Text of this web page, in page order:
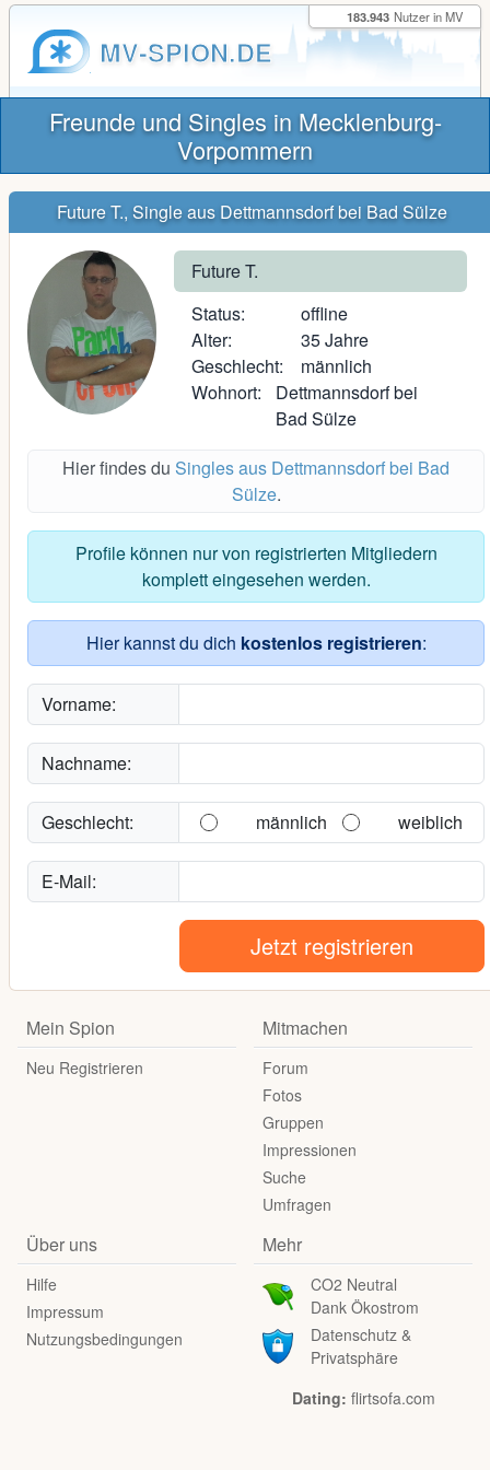
MV-SPION.DE
183.943 Nutzer in MV
Freunde und Singles in Mecklenburg-
Vorpommern
Future T., Single aus Dettmannsdorf bei Bad Sülze
Future T.
Status:
offline
Alter:
35 Jahre
Geschlecht:
männlich
Wohnort:
Dettmannsdorf bei
Bad Sülze
Hier findes du Singles aus Dettmannsdorf bei Bad
Sülze.
Profile können nur von registrierten Mitgliedern
komplett eingesehen werden.
Hier kannst du dich kostenlos registrieren:
Vorname:
Nachname:
Geschlecht: männlich weiblich
E-Mail:
Jetzt registrieren
Mein Spion
Neu Registrieren
Mitmachen
Forum
Fotos
Gruppen
Impressionen
Suche
Umfragen
Über uns
Hilfe
Impressum
Nutzungsbedingungen
Mehr
CO2 Neutral
Dank Ökostrom
Datenschutz &
Privatsphäre
Dating: flirtsofa.com